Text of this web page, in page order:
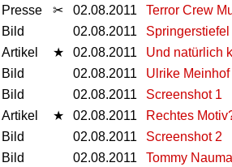
Presse ✂ 02.08.2011
Terror Crew
Bild 02.08.2011
Springerstiefel
Artikel ★ 02.08.2011
Und natürlich
Bild 02.08.2011
Ulrike Meinhof
Bild 02.08.2011
Screenshot 1
Artikel ★ 02.08.2011
Rechtes
Bild 02.08.2011
Screenshot 2
Bild 02.08.2011
Tommy